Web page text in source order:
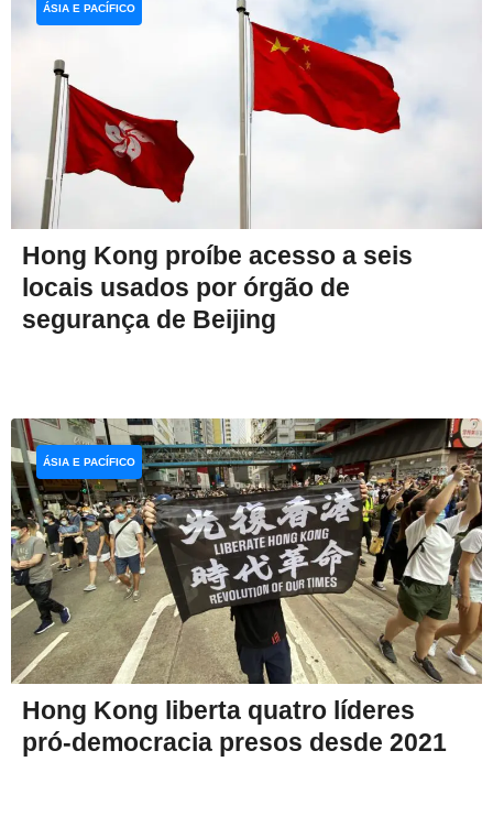
Hong Kong proíbe acesso a seis
locais usados por órgão de
segurança de Beijing
ÁSIA E PACÍFICO
Hong Kong liberta quatro líderes
pró-democracia presos desde 2021
ÁSIA E PACÍFICO